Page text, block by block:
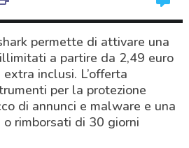
permette di attivare una
a partire da 2,49 euro
inclusi. L’offerta
per la protezione
di annunci e malware e una
rimborsati di 30 giorni